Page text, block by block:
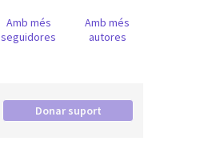
Amb més
seguidores
Amb més
autores
Donar suport